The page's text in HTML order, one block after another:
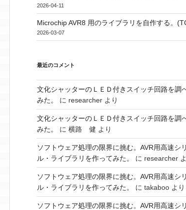
2026-04-11
Microchip AVR8 用のライブラリを自作する。
2026-03-07
最近のコメント
文化シャッターのＬＥＤ付きスイッチ回路を調
みた。
に researcherより
文化シャッターのＬＥＤ付きスイッチ回路を調
みた。
に 横路 健 より
ソフトウェア処理の限界に挑む。AVR用高速シ
ル・ライブラリを作ってみた。
に researcher
ソフトウェア処理の限界に挑む。AVR用高速シ
ル・ライブラリを作ってみた。
に takabooより
ソフトウェア処理の限界に挑む。AVR用高速シ